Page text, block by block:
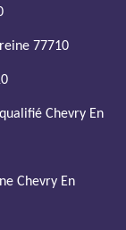
77710
Chevry En
Chevry En